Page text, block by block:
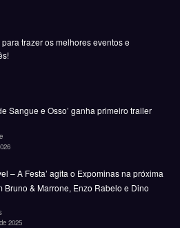
trazer os melhores eventos e
Sangue e Osso’ ganha primeiro trailer
– A Festa’ agita o Expominas na próxima
Bruno & Marrone, Enzo Rabelo e Dino
2025